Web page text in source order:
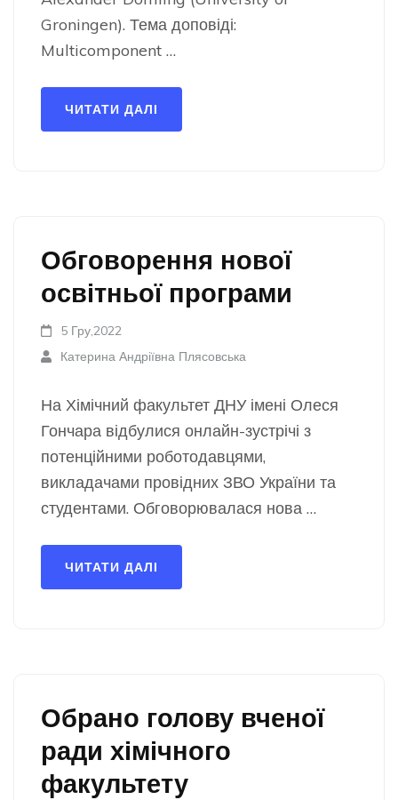
Groningen). Тема доповіді:
Multicomponent …
ЧИТАТИ ДАЛІ
Обговорення нової
освітньої програми
5 Гру,2022
Катерина Андріївна Плясовська
На Хімічний факультет ДНУ імені Олеся
Гончара відбулися онлайн-зустрічі з
потенційними роботодавцями,
викладачами провідних ЗВО України та
студентами. Обговорювалася нова …
ЧИТАТИ ДАЛІ
Обрано голову вченої
ради хімічного
факультету